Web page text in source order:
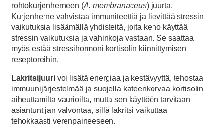
rohtokurjenherneen (A. membranaceus) juurta.
Kurjenherne vahvistaa immuniteettiä ja lievittää stressin
vaikutuksia lisäämällä yhdisteitä, joita keho käyttää
stressin vaikutuksia ja vahinkoja vastaan. Se saattaa
myös estää stressihormoni kortisolin kiinnittymisen
reseptoreihin.
Lakritsijuuri voi lisätä energiaa ja kestävyyttä, tehostaa
immuunijärjestelmää ja suojella kateenkorvaa kortisolin
aiheuttamilta vaurioilta, mutta sen käyttöön tarvitaan
asiantuntijan valvontaa, sillä lakritsi vaikuttaa
tehokkaasti verenpaineeseen.